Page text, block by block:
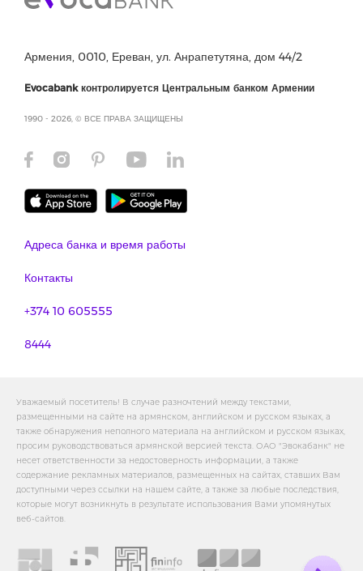
Армения, 0010, Ереван, ул. Анрапетутяна, дом 44/2
Evocabank контролируется Центральным банком Армении
1990 - 2026, © ВСЕ ПРАВА ЗАЩИЩЕНЫ
Адреса банка и время работы
Контакты
+374 10 605555
8444
Уважаемый посетитель! В случае разночтений между текстами,
размещенными на сайте на армянском, английском и русском языках, а
также обнаружения неполного материала на английском и русском языках,
просим руководствоваться армянской версией текста. ОАО "Эвокабанк" не
несет ответственности за недостоверность информации, а также
содержание рекламных материалов, размещенных на сайтах, ставших Вам
доступными через ссылки на нашем сайте, а также за любые последствия,
которые могут возникнуть в результате использования Вами упомянутых
веб-сайтов.